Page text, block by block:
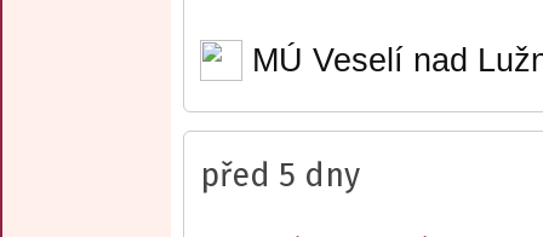
MÚ Veselí nad
před 5 dny